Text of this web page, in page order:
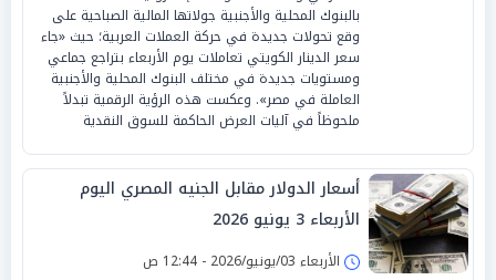
بالبنوك المحلية والأجنبية جولاتها المالية الصباحية على
وقع تحولات جديدة في حركة العملات العربية؛ حيث «جاء
سعر الدينار الكويتي تعاملات يوم الأربعاء بتراجع جماعي
ومستويات جديدة في مختلف البنوك المحلية والأجنبية
العاملة في مصر». وعكست هذه الرؤية الرقمية تبدلاً
ملحوظاً في آليات العرض الحاكمة للسوق النقدية
أسعار الدولار مقابل الجنيه المصري اليوم
الأربعاء 3 يونيو 2026
الأربعاء 03/يونيو/2026 - 12:44 ص